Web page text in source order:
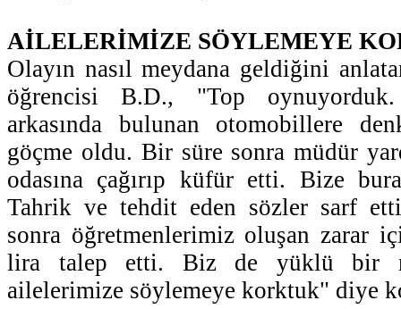
AİLELERİMİZE SÖYLEMEYE
Olayın nasıl meydana geldiğini
öğrencisi B.D., "Top
arkasında bulunan otomobillere
göçme oldu. Bir süre sonra müdür
odasına çağırıp küfür etti. Bize
Tahrik ve tehdit eden sözler sarf
sonra öğretmenlerimiz oluşan zarar
lira talep etti. Biz de yüklü bir
ailelerimize söylemeye korktuk" diye